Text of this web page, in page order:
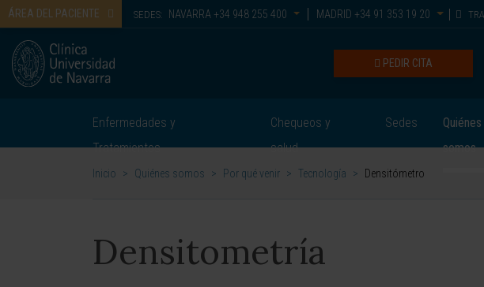
ÁREA DEL PACIENTE SEDES: NAVARRA +34 948 255 400 MADRID +34 91 353 19 20
PEDIR CITA
Enfermedades y
Tratamientos
Chequeos y
salud
Sedes
Quiénes
somos
Inicio > Quiénes somos > Por qué venir > Tecnología > Densitómetro
Densitometría